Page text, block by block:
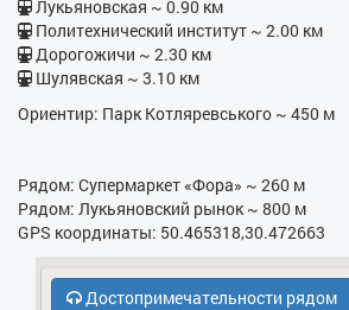
- Духовка
Лукьяновская ~ 0.90 км
Политехнический институт ~ 2.00 км
Дорогожичи ~ 2.30 км
Шулявская ~ 3.10 км
Ориентир: Парк Котляревського ~ 450 м
Рядом: Супермаркет «Фора» ~ 260 м
Рядом: Лукьяновский рынок ~ 800 м
GPS координаты: 50.465318,30.472663
Достопримечательности рядом